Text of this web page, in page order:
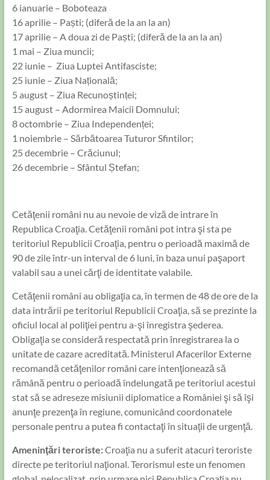
6 ianuarie – Boboteaza
16 aprilie – Paști; (diferă de la an la an)
17 aprilie – A doua zi de Paști; (diferă de la an la an)
1 mai – Ziua muncii;
22 iunie – Ziua Luptei Antifasciste;
25 iunie – Ziua Națională;
5 august – Ziua Recunoștinței;
15 august – Adormirea Maicii Domnului;
8 octombrie – Ziua Independenței;
1 noiembrie – Sărbătoarea Tuturor Sfintilor;
25 decembrie – Crăciunul;
26 decembrie – Sfântul Ștefan;
Cetăţenii români nu au nevoie de viză de intrare în
Republica Croaţia. Cetăţenii români pot intra şi sta pe
teritoriul Republicii Croaţia, pentru o perioadă maximă de
90 de zile într-un interval de 6 luni, în baza unui paşaport
valabil sau a unei cărţi de identitate valabile.
Cetăţenii români au obligaţia ca, în termen de 48 de ore de la
data intrării pe teritoriul Republicii Croaţia, să se prezinte la
oficiul local al poliţiei pentru a-şi înregistra şederea.
Obligaţia se consideră respectată prin înregistrarea la o
unitate de cazare acreditată. Ministerul Afacerilor Externe
recomandă cetăţenilor români care intenţionează să
rămână pentru o perioadă îndelungată pe teritoriul acestui
stat să se adreseze misiunii diplomatice a României şi să îşi
anunţe prezenţa în regiune, comunicând coordonatele
personale pentru a putea fi contactaţi în situaţii de urgenţă.
Ameninţări teroriste:Croaţia nu a suferit atacuri teroriste
directe pe teritoriul naţional. Terorismul este un fenomen